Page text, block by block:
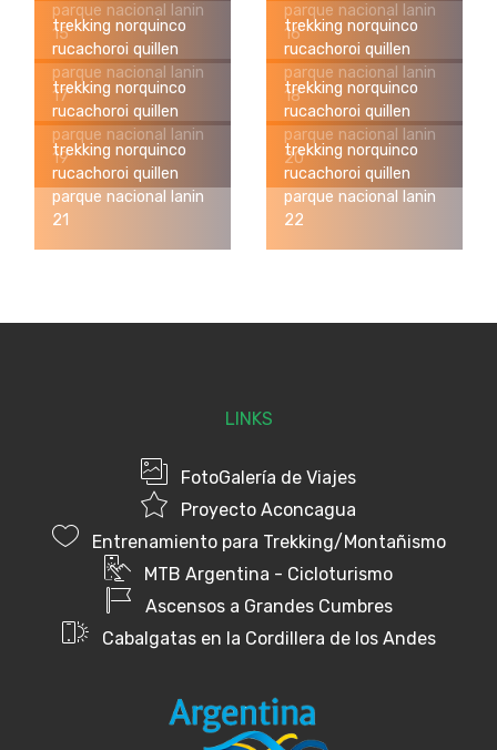
parque nacional lanin
15
parque nacional lanin
16
trekking norquinco
rucachoroi quillen
parque nacional lanin
17
trekking norquinco
rucachoroi quillen
parque nacional lanin
18
trekking norquinco
rucachoroi quillen
parque nacional lanin
19
trekking norquinco
rucachoroi quillen
parque nacional lanin
20
trekking norquinco
rucachoroi quillen
parque nacional lanin
21
trekking norquinco
rucachoroi quillen
parque nacional lanin
22
LINKS
FotoGalería de Viajes
Proyecto Aconcagua
Entrenamiento para Trekking/Montañismo
MTB Argentina - Cicloturismo
Ascensos a Grandes Cumbres
Cabalgatas en la Cordillera de los Andes